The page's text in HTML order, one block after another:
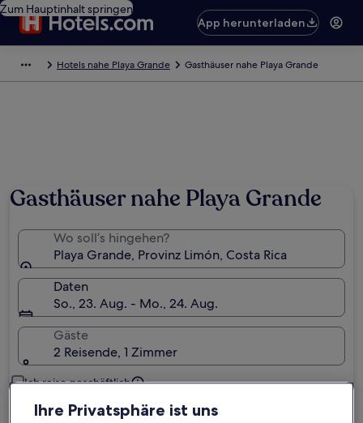
Zum Hauptinhalt springen
App herunterladen
Hotels nahe Playa Grande Gasthäuser nahe Playa Grande
Gasthäuser nahe Playa Grande
Wo soll’s hingehen?
Playa Grande, Provinz Limón, Costa Rica
Daten
So., 23. Aug. - Mo., 24. Aug.
Gäste
2 Reisende, 1 Zimmer
Ich reise geschäftlich
Suchen
Ihre Privatsphäre ist uns